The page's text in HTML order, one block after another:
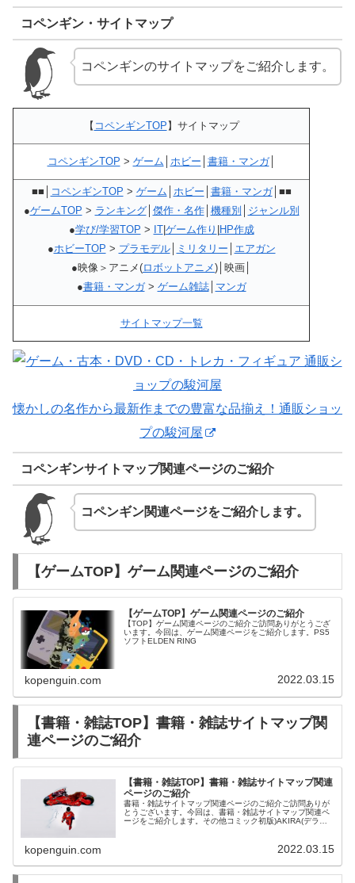
コペンギン・サイトマップ
コペンギンのサイトマップをご紹介します。
【 コペンギンTOP 】サイトマップ
コペンギンTOP > ゲーム ホビー 書籍・マンガ│
■■│ コペンギンTOP > ゲーム ホビー 書籍・マンガ│■■
●ゲームTOP > ランキング│ 傑作・名作│ 機種別
ジャンル別
●学び/学習TOP > IT| ゲーム作り HP作成
●ホビーTOP > プラモデル│ ミリタリー
エアガン
●映像＞アニメ(ロボットアニメ)│映画│
●書籍・マンガ> ゲーム雑誌│ マンガ
サイトマップ一覧
懐かしの名作から最新作までの豊富な品揃え！通販ショッ
プの駿河屋
コペンギンサイトマップ関連ページのご紹介
コペンギン関連ページをご紹介します。
【ゲームTOP】ゲーム関連ページのご紹介
【ゲームTOP】ゲーム関連ページのご紹介
【TOP】ゲーム関連ページのご紹介ご訪問ありがとうござ
います。今回は、ゲーム関連ページをご紹介します。PS5
ソフトELDEN RING
kopenguin.com 2022.03.15
【書籍・雑誌TOP】書籍・雑誌サイトマップ関
連ページのご紹介
【書籍・雑誌TOP】書籍・雑誌サイトマップ関連
ページのご紹介
書籍・雑誌サイトマップ関連ページのご紹介ご訪問ありが
とうございます。今回は、書籍・雑誌サイトマップ関連ペ
ージをご紹介します。その他コミック初版)AKIRA(デラッ
kopenguin.com 2022.03.15